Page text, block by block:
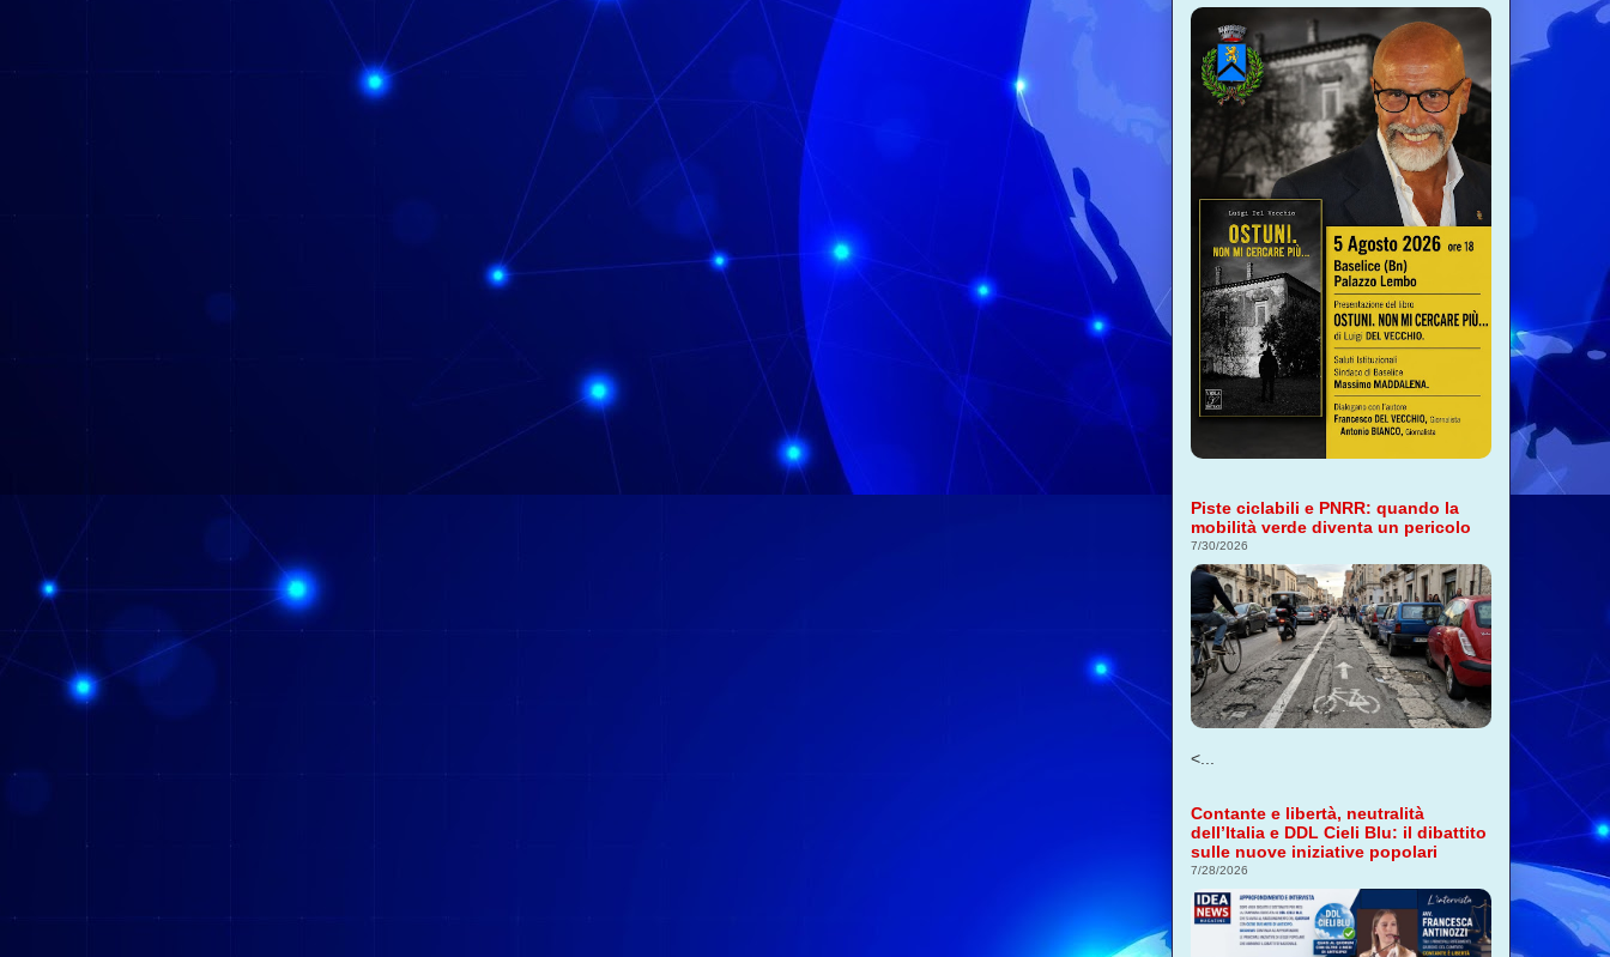
Piste ciclabili e PNRR: quando la
mobilità verde diventa un pericolo
7/30/2026
<...
Contante e libertà, neutralità
dell’Italia e DDL Cieli Blu: il dibattito
sulle nuove iniziative popolari
7/28/2026